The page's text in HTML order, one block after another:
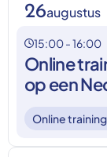
26augustus
15:00 - 16:00
Online
op een
Online training